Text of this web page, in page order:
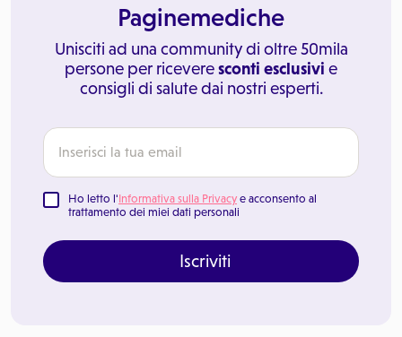
Paginemediche
Unisciti ad una community di oltre 50mila
persone per riceveresconti esclusivi e
consigli di salute dai nostri esperti.
Ho letto l'Informativa sulla Privacy e acconsento al
trattamento dei miei dati personali
Iscriviti